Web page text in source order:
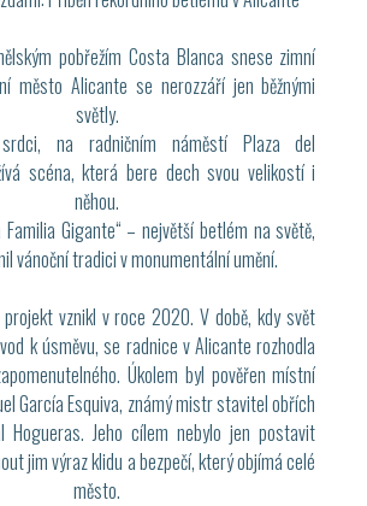
pobřežím Costa Blanca snese zimní
město Alicante se nerozzáří jen běžnými
světly.
na radničním náměstí Plaza del
scéna, která bere dech svou velikostí i
něhou.
Gigante“ – největší betlém na světě,
vánoční tradici v monumentální umění.
vznikl v roce 2020. V době, kdy svět
k úsměvu, se radnice v Alicante rozhodla
Úkolem byl pověřen místní
García Esquiva, známý mistr stavitel obřích
Jeho cílem nebylo jen postavit
jim výraz klidu a bezpečí, který objímá celé
město.